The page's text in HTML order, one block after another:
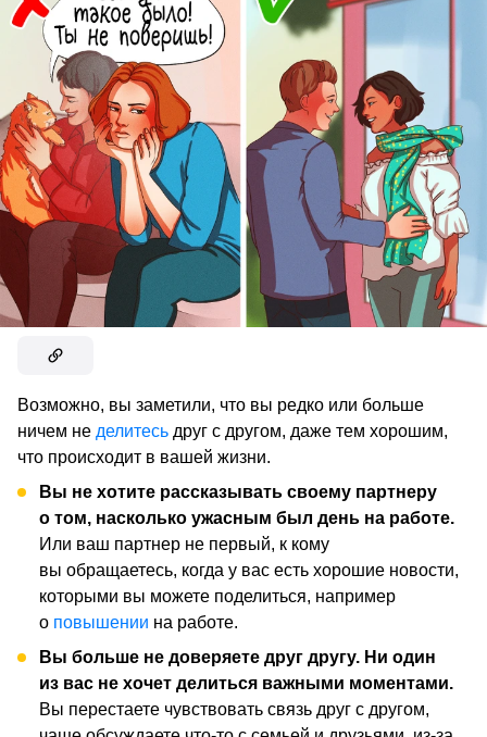
Возможно, вы заметили, что вы редко или больше
ничем не делитесь друг с другом, даже тем хорошим,
что происходит в вашей жизни.
Вы не хотите рассказывать своему партнеру
о том, насколько ужасным был день на работе.
Или ваш партнер не первый, к кому
вы обращаетесь, когда у вас есть хорошие новости,
которыми вы можете поделиться, например
о повышении на работе.
Вы больше не доверяете друг другу. Ни один
из вас не хочет делиться важными моментами.
Вы перестаете чувствовать связь друг с другом,